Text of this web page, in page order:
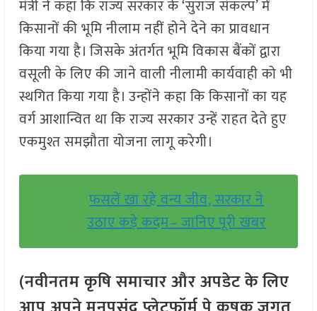
मंत्री ने कहा कि राज्य सरकार के ‘सुराज संकल्प’ में
किसानों की भूमि नीलाम नहीं होने देने का प्रावधान
किया गया है। जिसके अंतर्गत भूमि विकास बैंकों द्वारा
वसूली के लिए की जाने वाली नीलामी कार्यवाही को भी
स्थगित किया गया है। उन्होंने कहा कि किसानों का यह
वर्ग आशान्वित था कि राज्य सरकार उन्हें राहत देते हुए
एकमुश्त समझौता योजना लागू करेगी।
फसलें खा रहे वन्य जीव, सरकार ने
उठाए कड़े कदम– जानिए पूरी खबर
(नवीनतम कृषि समाचार और अपडेट के लिए